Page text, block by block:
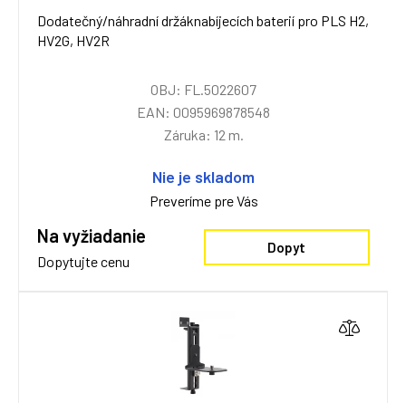
Dodatečný/náhradní držáknabíjecích baterií pro PLS H2,
HV2G, HV2R
OBJ: FL.5022607
EAN: 0095969878548
Záruka: 12 m.
Nie je skladom
Preveríme pre Vás
Na vyžiadanie
Dopytujte cenu
Dopyt